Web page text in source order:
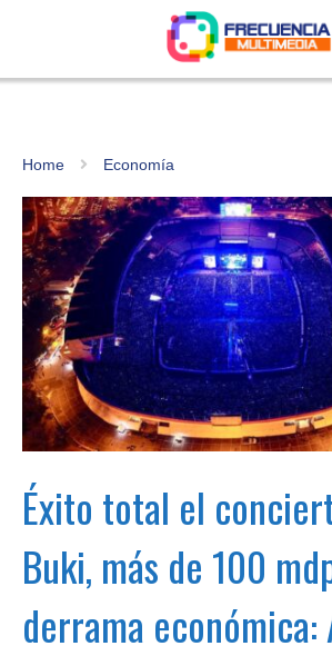
Home Economía
Éxito total el
Buki, más de 100
derrama económica: